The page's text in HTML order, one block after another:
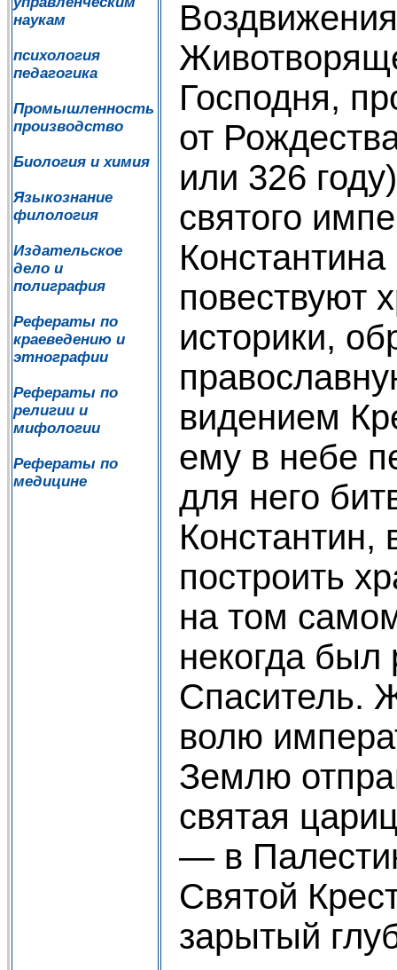
наукам
психология
педагогика
Промышленность
производство
Биология и химия
Языкознание
филология
Издательское
дело и
полиграфия
Рефераты по
краеведению и
этнографии
Рефераты по
религии и
мифологии
Рефераты по
медицине
Господня,
от
или 326
святого
повествуют
историки,
видением
ему в небе
для него
Константин,
построить
на том
некогда был
Спаситель.
волю
Землю
святая
— в
Святой
зарытый